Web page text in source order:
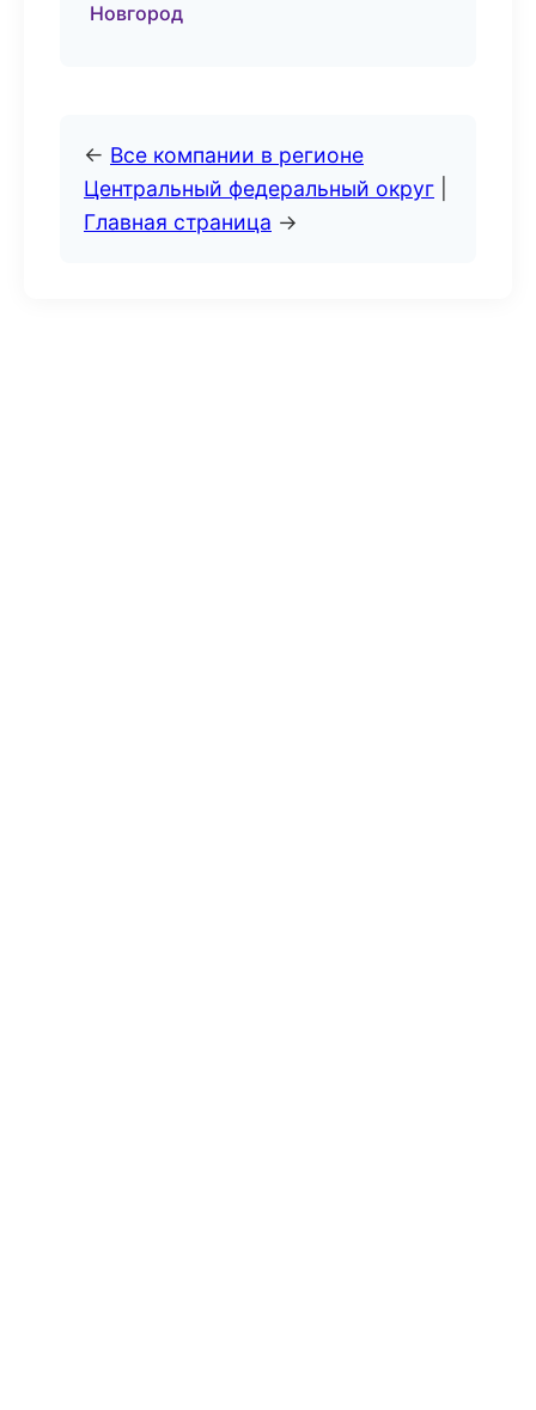
Новгород
← Все компании в регионе
Центральный федеральный округ
Главная страница →